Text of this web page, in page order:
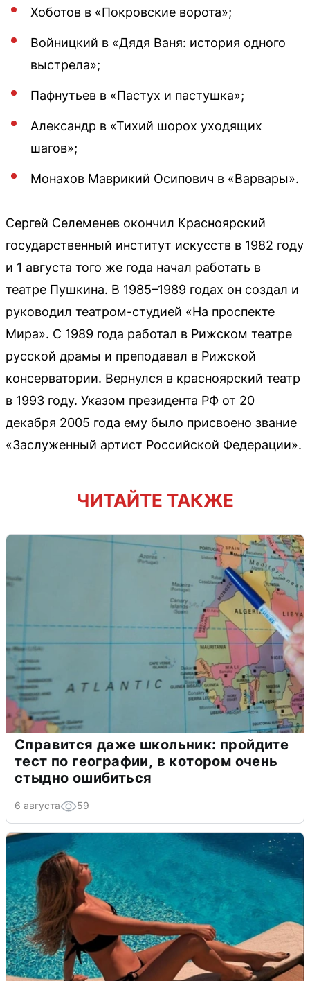
Хоботов в «Покровские ворота»;
Войницкий в «Дядя Ваня: история одного
выстрела»;
Пафнутьев в «Пастух и пастушка»;
Александр в «Тихий шорох уходящих
шагов»;
Монахов Маврикий Осипович в «Варвары».
Сергей Селеменев окончил Красноярский
государственный институт искусств в 1982 году
и 1 августа того же года начал работать в
театре Пушкина. В 1985–1989 годах он создал и
руководил театром-студией «На проспекте
Мира». С 1989 года работал в Рижском театре
русской драмы и преподавал в Рижской
консерватории. Вернулся в красноярский театр
в 1993 году. Указом президента РФ от 20
декабря 2005 года ему было присвоено звание
«Заслуженный артист Российской Федерации».
ЧИТАЙТЕ ТАКЖЕ
Справится даже школьник: пройдите
тест по географии, в котором очень
стыдно ошибиться
6 августа 59